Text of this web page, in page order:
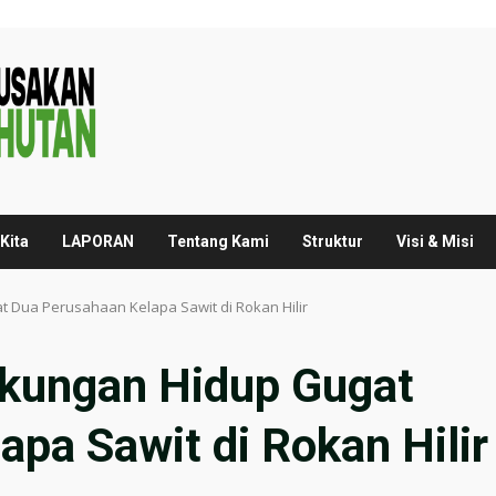
LAPORAN Tentang Kami Struktur Visi & Misi
Dua Perusahaan Kelapa Sawit di Rokan Hilir
Hidup Gugat
Sawit di Rokan Hilir